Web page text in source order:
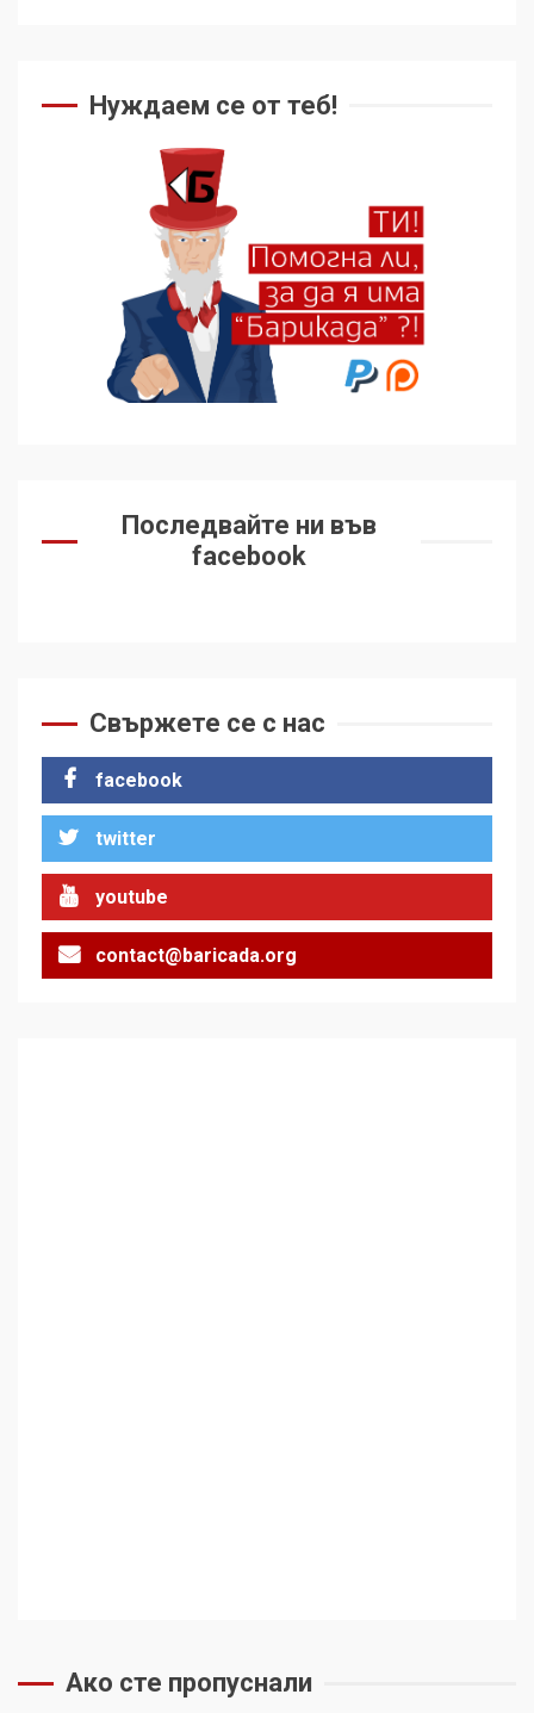
Нуждаем се от теб!
Последвайте ни във
facebook
Свържете се с нас
facebook
twitter
youtube
contact@baricada.org
Ако сте пропуснали